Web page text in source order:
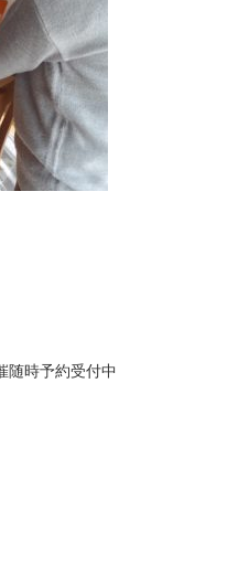
随時予約受付中